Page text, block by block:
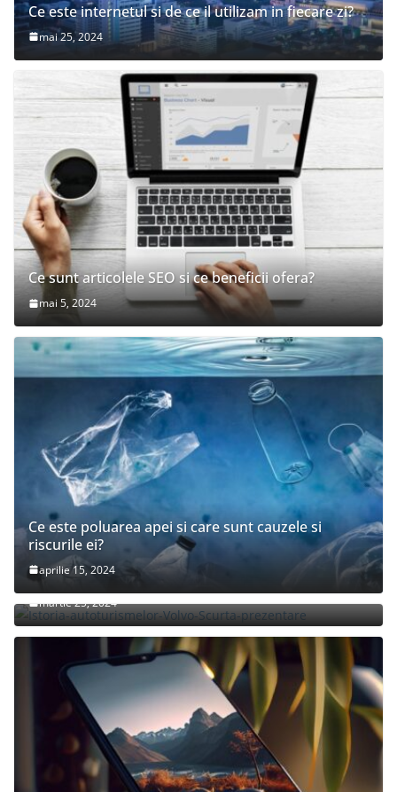
Ce este internetul si de ce il utilizam in fiecare zi?
mai 25, 2024
Ce sunt articolele SEO si ce beneficii ofera?
mai 5, 2024
Ce este poluarea apei si care sunt cauzele si
riscurile ei?
aprilie 15, 2024
Istoria autoturismelor Volvo: Scurta prezentare
martie 25, 2024